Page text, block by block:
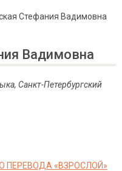
Стефания Вадимовна
Вадимовна
Санкт-Петербургский
ПЕРЕВОДА «ВЗРОСЛОЙ»